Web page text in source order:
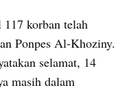
korban telah
Ponpes Al-Khoziny.
selamat, 14
masih dalam